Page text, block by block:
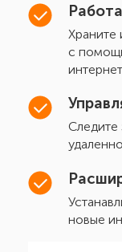
Храните
с
Следите
новые